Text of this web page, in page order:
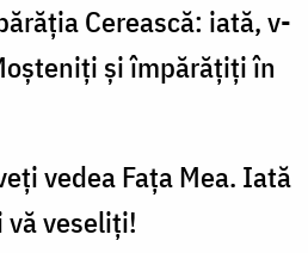
Cerească: iată, v-
şi împărăţiţi în
vedea Faţa Mea. Iată
vă veseliți!